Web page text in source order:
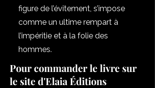
figure de l’évitement, s’impose
comme un ultime rempart à
l’impéritie et à la folie des
hommes.
Pour commander le livre sur
le site d'Elaia Éditions